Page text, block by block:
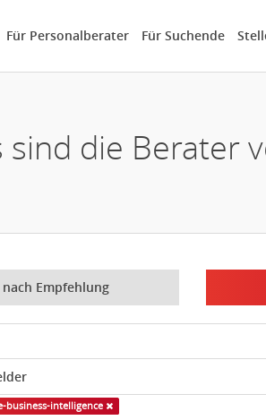
Für Personalberater Für Suchende
sind die Berater
Empfehlung
business-intelligence